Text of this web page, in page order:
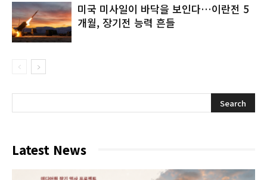
미국 미사일이 바닥을 보인다…이란전 5
개월, 장기전 능력 흔들
Latest News